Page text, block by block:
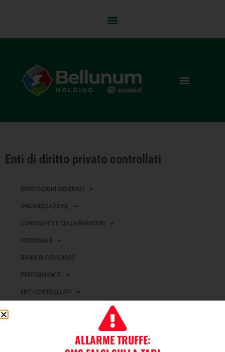
Enti di diritto privato controllati
DISPOSIZIONI GENERALI
ORGANIZZAZIONE
CONSULENTI E COLLABORATORI
PERSONALE
BANDI DI CONCORSO
PERFORMANCE
ENTI CONTROLLATI
CONTROLLI SULLE IMPRESEALLARME TRUFFE: